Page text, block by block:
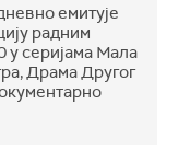
емитује
радним
у серијама Мала
Драма Другог